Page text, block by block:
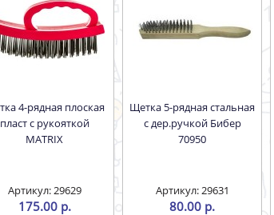
пласт с рукояткой
MATRIX
Артикул: 29629
175.00 р.
Щетка 5-рядная стальная
с дер.ручкой Бибер
70950
Артикул: 29631
80.00 р.